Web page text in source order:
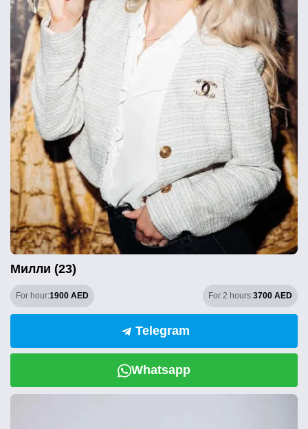
Милли (23)
For hour:1900 AED For 2 hours:3700 AED
Telegram
Whatsapp